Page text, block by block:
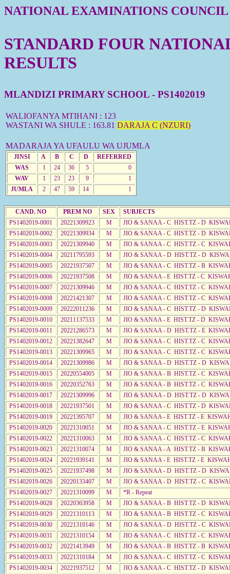
NATIONAL EXAMINATIONS
STANDARD FOUR
RESULTS
MLANDIZI PRIMARY SCHOOL - PS1402019
WALIOFANYA MTIHANI : 123
WASTANI WA SHULE : 163.81 DARAJA C (NZURI)
MADARAJA YA UFAULU WA UJUMLA
JINSI A B C D
REFERRED
WAS
1 24 36 5
0
WAV
1 23 23 9
1
JUMLA
2 47 59 14 1
CAND. NO PREM NO SEX
SUBJECTS
PS1402019-0001
20221309923 M
JIO & SANAA - C HIST.TZ - D
PS1402019-0002
20221309934 M
JIO & SANAA - C HIST.TZ - D
PS1402019-0003
20221309940 M
JIO & SANAA - C HIST.TZ - C
PS1402019-0004
20211795593 M
JIO & SANAA - D HIST.TZ - D
PS1402019-0005
20221937507 M
JIO & SANAA - C HIST.TZ - B
PS1402019-0006
20221937508 M
JIO & SANAA - E HIST.TZ - C
PS1402019-0007
20221309946 M
JIO & SANAA - C HIST.TZ - C
PS1402019-0008
20221421307 M
JIO & SANAA - C HIST.TZ - C
PS1402019-0009
20222011236 M
JIO & SANAA - C HIST.TZ - D
PS1402019-0010
20211137533 M
JIO & SANAA - E HIST.TZ - D
PS1402019-0011
20221286573 M
JIO & SANAA - D HIST.TZ - E
PS1402019-0012
20221382647 M
JIO & SANAA - C HIST.TZ - C
PS1402019-0013
20221309965 M
JIO & SANAA - C HIST.TZ - C
PS1402019-0014
20221309986 M
JIO & SANAA - D HIST.TZ - D
PS1402019-0015
20220554005 M
JIO & SANAA - B HIST.TZ - C
PS1402019-0016
20220352763 M
JIO & SANAA - B HIST.TZ - C
PS1402019-0017
20221309996 M
JIO & SANAA - D HIST.TZ - D
PS1402019-0018
20221937501 M
JIO & SANAA - C HIST.TZ - D
PS1402019-0019
20221395707 M
JIO & SANAA - E HIST.TZ - E
PS1402019-0020
20221310051 M
JIO & SANAA - C HIST.TZ - E
PS1402019-0022
20221310063 M
JIO & SANAA - C HIST.TZ - C
PS1402019-0023
20221310074 M
JIO & SANAA - A HIST.TZ - B
PS1402019-0024
20221939141 M
JIO & SANAA - E HIST.TZ - E
PS1402019-0025
20221937498 M
JIO & SANAA - D HIST.TZ - D
PS1402019-0026
20220133407 M
JIO & SANAA - D HIST.TZ - C
PS1402019-0027
20221310099 M
*R - Repeat
PS1402019-0028
20220363958 M
JIO & SANAA - B HIST.TZ - D
PS1402019-0029
20221310113 M
JIO & SANAA - B HIST.TZ - C
PS1402019-0030
20221310146 M
JIO & SANAA - D HIST.TZ - C
PS1402019-0031
20221310154 M
JIO & SANAA - C HIST.TZ - C
PS1402019-0032
20221413949 M
JIO & SANAA - B HIST.TZ - B
PS1402019-0033
20221310184 M
JIO & SANAA - C HIST.TZ - C
PS1402019-0034
20221937512 M
JIO & SANAA - C HIST.TZ - D